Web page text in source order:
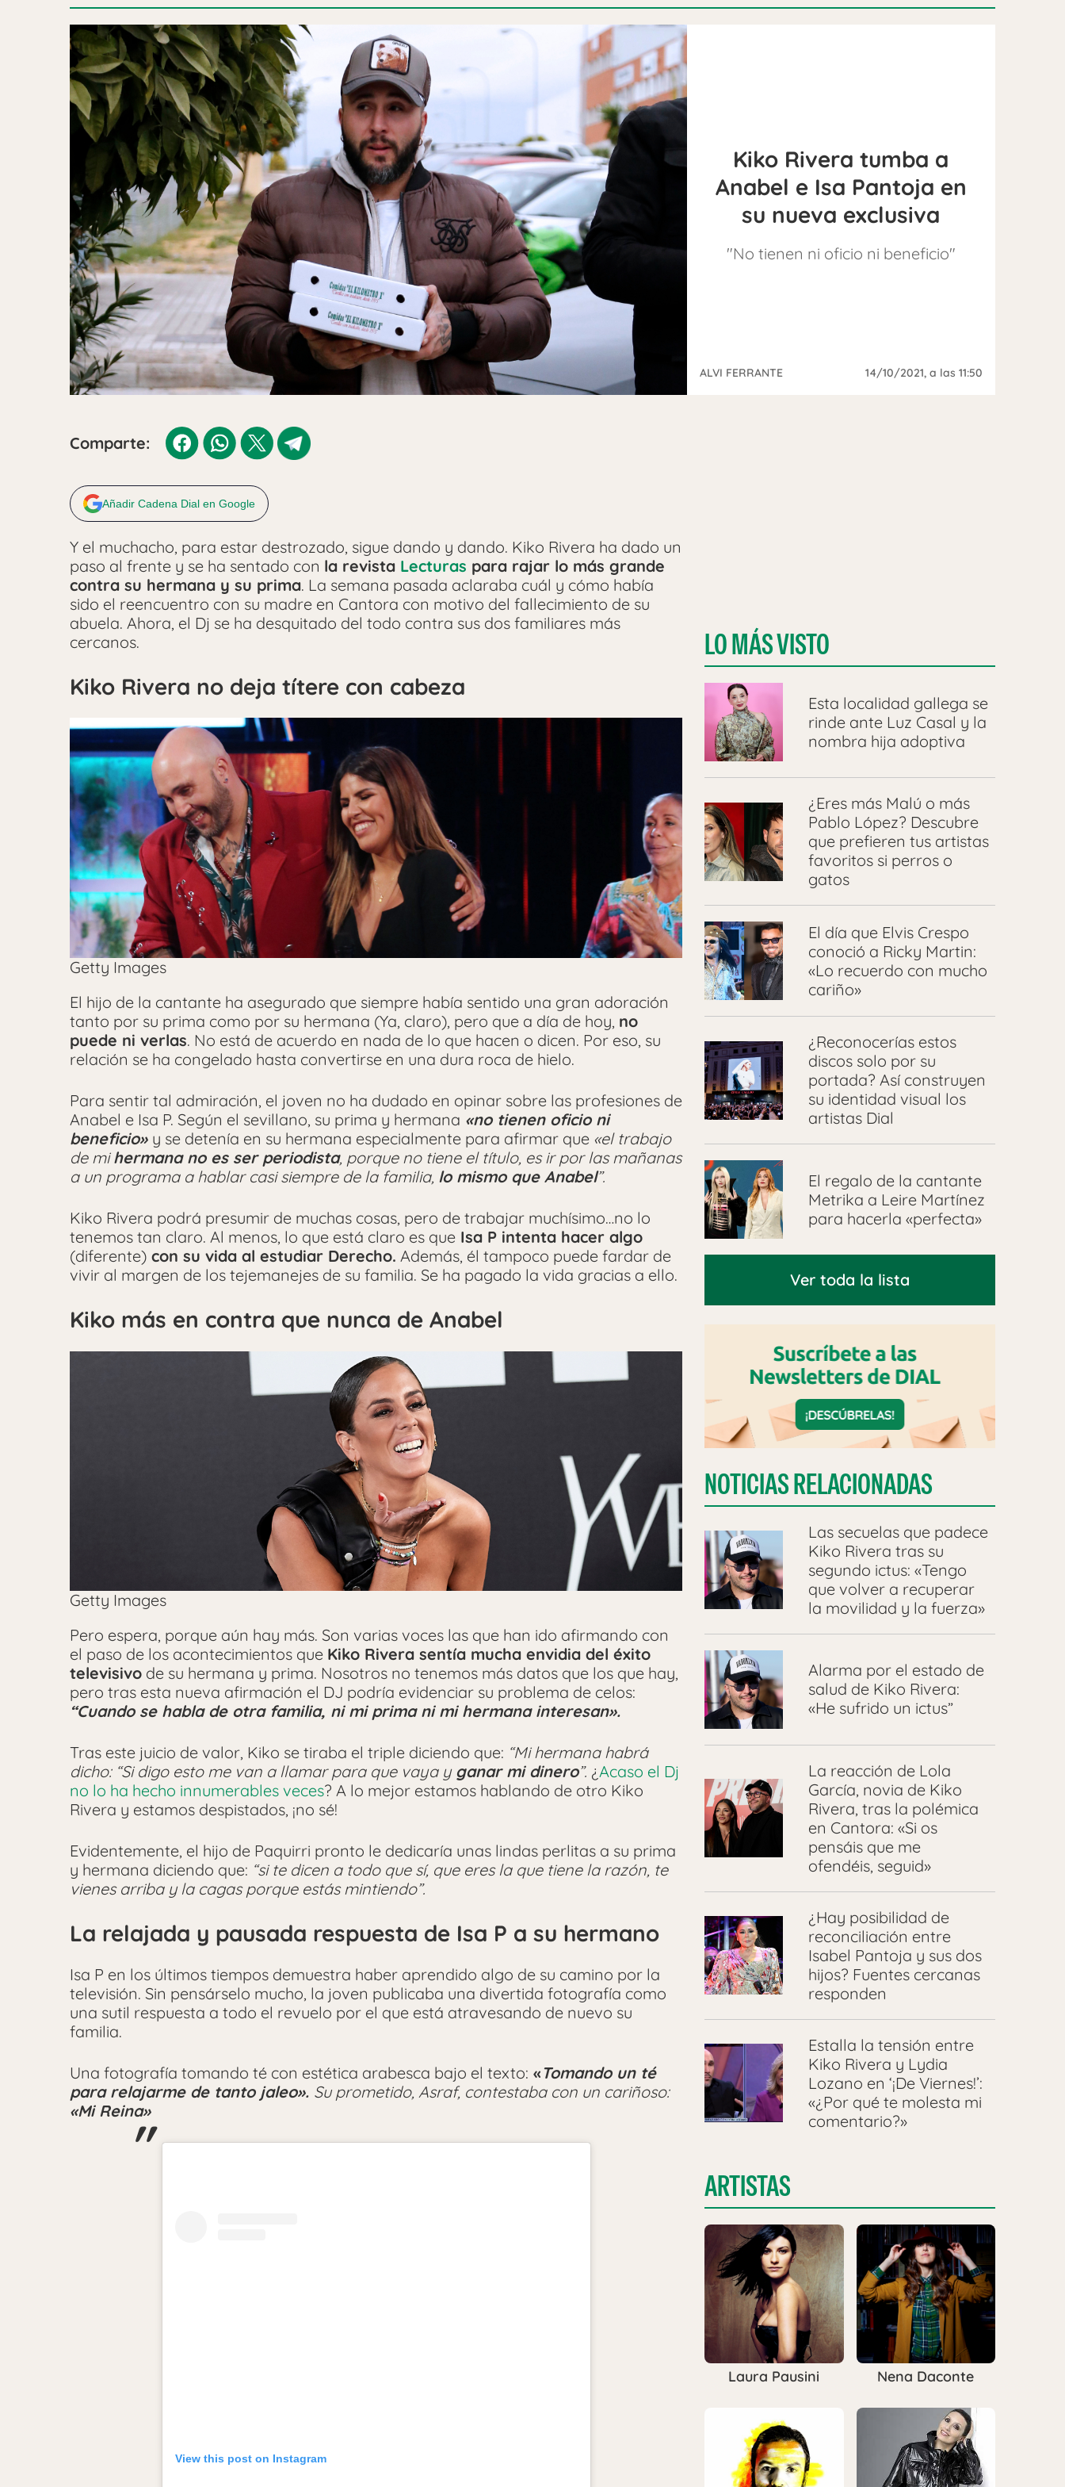
Kiko Rivera tumba a
Anabel e Isa Pantoja en
su nueva exclusiva
"No tienen ni oficio ni beneficio"
ALVI FERRANTE 14/10/2021, a las 11:50
Comparte:
Añadir Cadena Dial en Google
Y el muchacho, para estar destrozado, sigue dando y dando. Kiko Rivera ha dado un
paso al frente y se ha sentado con la revista Lecturas para rajar lo más grande
contra su hermana y su prima. La semana pasada aclaraba cuál y cómo había
sido el reencuentro con su madre en Cantora con motivo del fallecimiento de su
abuela. Ahora, el Dj se ha desquitado del todo contra sus dos familiares más
cercanos.
Kiko Rivera no deja títere con cabeza
Getty Images
El hijo de la cantante ha asegurado que siempre había sentido una gran adoración
tanto por su prima como por su hermana (Ya, claro), pero que a día de hoy, no
puede ni verlas. No está de acuerdo en nada de lo que hacen o dicen. Por eso, su
relación se ha congelado hasta convertirse en una dura roca de hielo.
Para sentir tal admiración, el joven no ha dudado en opinar sobre las profesiones de
Anabel e Isa P. Según el sevillano, su prima y hermana «no tienen oficio ni
beneficio» y se detenía en su hermana especialmente para afirmar que «el trabajo
de mihermana no es ser periodista, porque no tiene el título, es ir por las mañanas
a un programa a hablar casi siempre de la familia, lo mismo que Anabel”.
Kiko Rivera podrá presumir de muchas cosas, pero de trabajar muchísimo…no lo
tenemos tan claro. Al menos, lo que está claro es que Isa P intenta hacer algo
(diferente) con su vida al estudiar Derecho. Además, él tampoco puede fardar de
vivir al margen de los tejemanejes de su familia. Se ha pagado la vida gracias a ello.
Kiko más en contra que nunca de Anabel
Getty Images
Pero espera, porque aún hay más. Son varias voces las que han ido afirmando con
el paso de los acontecimientos que Kiko Rivera sentía mucha envidia del éxito
televisivo de su hermana y prima. Nosotros no tenemos más datos que los que hay,
pero tras esta nueva afirmación el DJ podría evidenciar su problema de celos:
“Cuando se habla de otra familia, ni mi prima ni mi hermana interesan».
Tras este juicio de valor, Kiko se tiraba el triple diciendo que: “Mi hermana habrá
dicho: “Si digo esto me van a llamar para que vaya yganar mi dinero”. ¿Acaso el Dj
no lo ha hecho innumerables veces? A lo mejor estamos hablando de otro Kiko
Rivera y estamos despistados, ¡no sé!
Evidentemente, el hijo de Paquirri pronto le dedicaría unas lindas perlitas a su prima
y hermana diciendo que: “si te dicen a todo que sí, que eres la que tiene la razón, te
vienes arriba y la cagas porque estás mintiendo”.
La relajada y pausada respuesta de Isa P a su hermano
Isa P en los últimos tiempos demuestra haber aprendido algo de su camino por la
televisión. Sin pensárselo mucho, la joven publicaba una divertida fotografía como
una sutil respuesta a todo el revuelo por el que está atravesando de nuevo su
familia.
Una fotografía tomando té con estética arabesca bajo el texto: «Tomando un té
para relajarme de tanto jaleo». Su prometido, Asraf, contestaba con un cariñoso:
«Mi Reina»
View this post on Instagram
LO MÁS VISTO
Esta localidad gallega se
rinde ante Luz Casal y la
nombra hija adoptiva
¿Eres más Malú o más
Pablo López? Descubre
que prefieren tus artistas
favoritos si perros o
gatos
El día que Elvis Crespo
conoció a Ricky Martin:
«Lo recuerdo con mucho
cariño»
¿Reconocerías estos
discos solo por su
portada? Así construyen
su identidad visual los
artistas Dial
El regalo de la cantante
Metrika a Leire Martínez
para hacerla «perfecta»
Ver toda la lista
NOTICIAS RELACIONADAS
Las secuelas que padece
Kiko Rivera tras su
segundo ictus: «Tengo
que volver a recuperar
la movilidad y la fuerza»
Alarma por el estado de
salud de Kiko Rivera:
«He sufrido un ictus”
La reacción de Lola
García, novia de Kiko
Rivera, tras la polémica
en Cantora: «Si os
pensáis que me
ofendéis, seguid»
¿Hay posibilidad de
reconciliación entre
Isabel Pantoja y sus dos
hijos? Fuentes cercanas
responden
Estalla la tensión entre
Kiko Rivera y Lydia
Lozano en ‘¡De Viernes!’:
«¿Por qué te molesta mi
comentario?»
ARTISTAS
Laura Pausini Nena Daconte